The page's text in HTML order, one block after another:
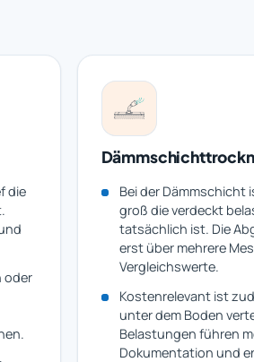
die
oder
Bei der Dämmschicht
groß die verdeckt
tatsächlich ist. Die
erst über mehrere
Vergleichswerte.
Kostenrelevant ist
unter dem Boden
Belastungen führen
Dokumentation und